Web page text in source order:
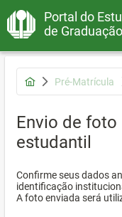
Portal do
de Graduação
Pré-Matrícula
Envio de
estudantil
Confirme seus dados
identificação
A foto enviada será